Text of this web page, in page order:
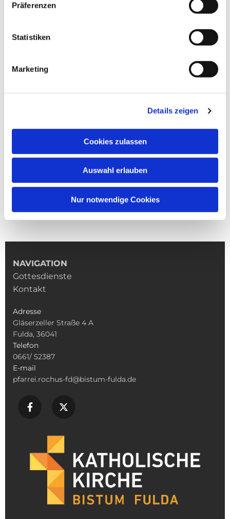
Präferenzen
Statistiken
Marketing
Details zeigen
Cookies zulassen
Auswahl erlauben
Nur notwendige Cookies
NAVIGATION
Gottesdienste
Kontakt
Adresse
Gläserzeller Straße 4 A
Fulda, 36041
Telefon
0661/ 52387
E-mail
pfarrei.rochus-fd@bistum-fulda.de